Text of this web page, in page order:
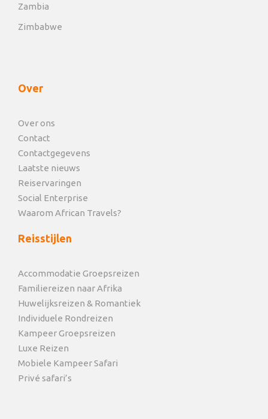
Zambia
Zimbabwe
Over
Over ons
Contact
Contactgegevens
Laatste nieuws
Reiservaringen
Social Enterprise
Waarom African Travels?
Reisstijlen
Accommodatie Groepsreizen
Familiereizen naar Afrika
Huwelijksreizen & Romantiek
Individuele Rondreizen
Kampeer Groepsreizen
Luxe Reizen
Mobiele Kampeer Safari
Privé safari’s